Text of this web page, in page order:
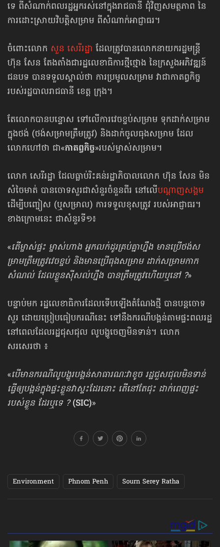
ទេ ពីសំណាក់ពលរដ្ឋ​អ្នករស់នៅក្នុងរាជធានី ជុំវិញសមត្ថភាព នៃ
ការដោះស្រាយវិបត្តិសម្រាម ពីសំណាក់​អាជ្ញាធរ។
ចំពោះលោក សួន សេរីរដ្ឋា ដែលត្រូវបានលោកនាយករដ្ឋមន្ត្រី
ហ៊ុន សែន តែងតាំងជា​រដ្ឋលេខាធិការថ្មីថ្មោង នៃ​ក្រសួង​អភិវឌ្ឍន៍​
ជន​បទ បានទទួលស្គាល់ថា ការប្រមូលសម្រាម វាជាកាតព្វកិច្ច
របស់រដ្ឋបាលរាជធានី ខេត្ត ក្រុង។
តែលោកបានបន្ទោស ទៅលើ​ការវេចខ្ចប់​សម្រាម ទុកដាក់សម្រាម
ក្នុងថង់ (ថង់សម្រាម​ត្រឹមត្រូវ) និងដាក់ចូល​ធុងសម្រាម ដែល
លោកហៅថា ជា«កាតព្វកិច្ច»​របស់ម្ចាស់​សម្រាម។
លោក សេរីរដ្ឋា ដែលធ្លាប់រិះគន់រដ្ឋាភិបាលលោក ហ៊ុន សែន មិន
សំចៃមាត់ បាន​ចោទសួរ​ជាសំនួរចំនួនពីរ នៅលើបណ្ដាញសង្គម
ដើម្បីបញ្ចៀស (ឬសម្រាល) ការទទួលខុសត្រូវ របស់អាជ្ញាធរ។
ខាងក្រោមនេះ ជាសំនួរ​ទី១៖
«តើម្ចាស់ផ្ទះ ម្ចាស់ហាង អ្នកលក់ដូរគ្រប់គ្នាហ្នឹង មានប្រើថង់ស
ម្រាមត្រឹមត្រូវវេចខ្ចប់ និងមានប្រើធុងសម្រាម ដាក់សម្រាមកាក
សំណល់ ដែលខ្លួនស៊ីសល់ហ្នឹង បានត្រឹមត្រូវ​ហើយឬនៅ ?»
បន្ទាប់មក រដ្ឋលេខាធិការដែលទើបឡើងតំណែងថ្មី បានបន្តចោទ
សួរ ដោយប្រៀបធៀប​ករណីនេះ ទៅនឹងករណីបង្គន់តាមផ្ទះពលរដ្ឋ
នៅពេលដែលរដ្ឋជុសជុល លូបង្ហូចេញ​មិនទាន់។ លោក
សរសេរថា ៖
«បើមានករណីលូបង្ហូរ​បង្គន់សាធារណៈវាខូច រដ្ឋជួសជុលមិនទាន់
ធ្វើឲ្យបង្គន់ក្នុងផ្ទះខ្លួន​វាស្ទះដែរនោះ តើនៅតែជុះ ដាក់ពេញផ្ទះ
របស់ខ្លួន ដែរឬទេ ? (SIC)»
Environment Phnom Penh Sourn Serey Ratha